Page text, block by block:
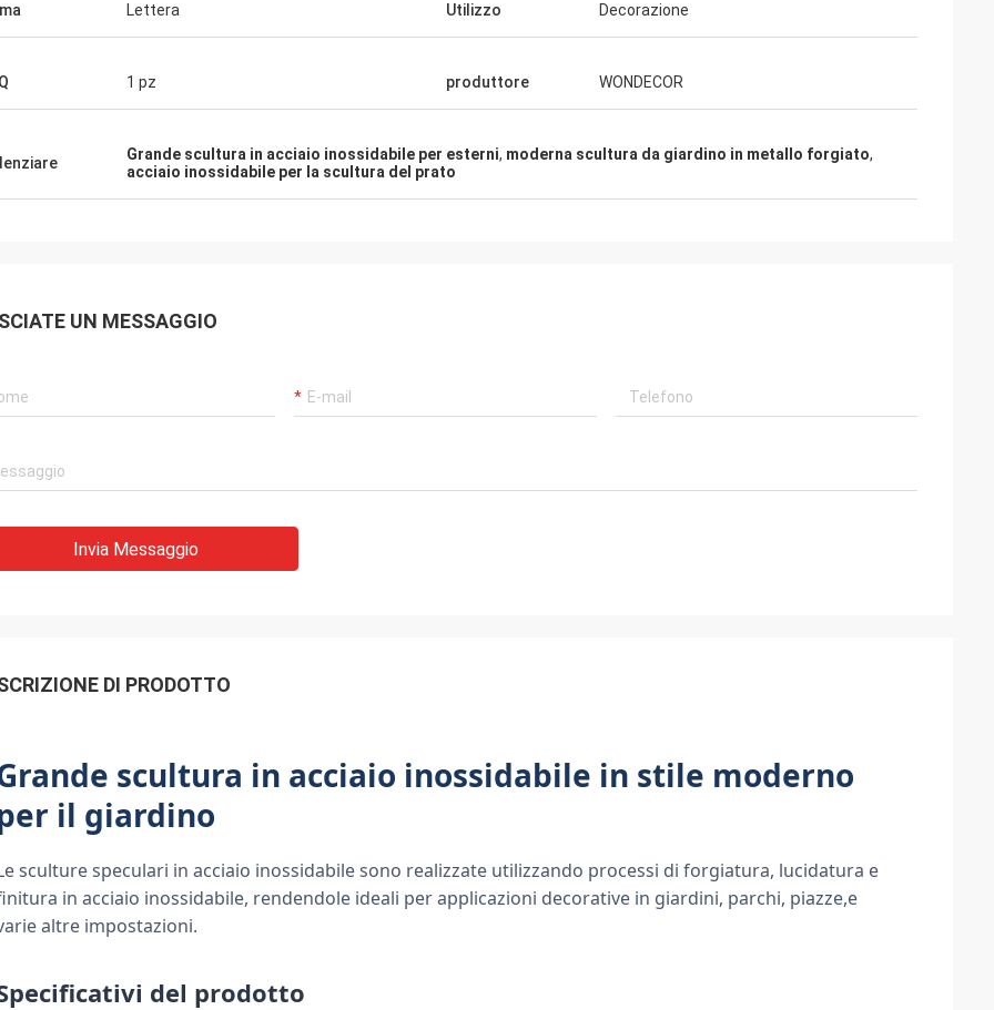
Lettera Utilizzo Decorazione
1 pz produttore WONDECOR
Grande scultura in acciaio inossidabile per esterni, moderna scultura da giardino in metallo forgiato,
acciaio inossidabile per la scultura del prato
UN MESSAGGIO
Invia Messaggio
DI PRODOTTO
scultura in acciaio inossidabile in stile moderno
il giardino
sculture speculari in acciaio inossidabile sono realizzate utilizzando processi di forgiatura, lucidatura e
in acciaio inossidabile, rendendole ideali per applicazioni decorative in giardini, parchi, piazze,e
altre impostazioni.
del prodotto